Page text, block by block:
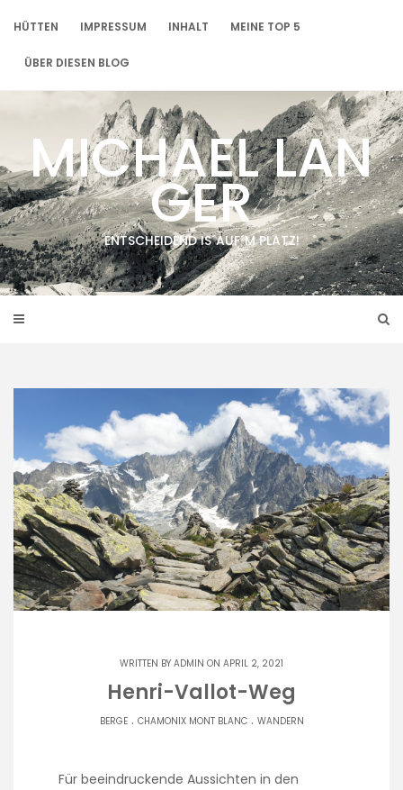
HÜTTEN IMPRESSUM INHALT MEINE TOP 5
ÜBER DIESEN BLOG
MICHAEL LAN
GER
ENTSCHEIDEND IS´AUF´M PLATZ!
WRITTEN BY ADMIN ON APRIL 2, 2021
Henri-Vallot-Weg
BERGE. CHAMONIX MONT BLANC. WANDERN
Für beeindruckende Aussichten in den